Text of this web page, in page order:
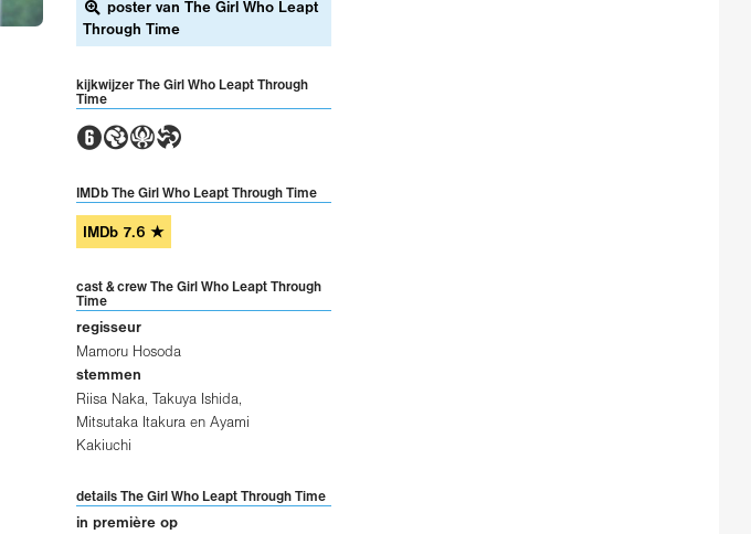
poster van The Girl Who Leapt
Through Time
kijkwijzer The Girl Who Leapt Through
Time
2GAT
IMDb The Girl Who Leapt Through Time
IMDb 7.6 ★
cast & crew The Girl Who Leapt Through
Time
regisseur
Mamoru Hosoda
stemmen
Riisa Naka, Takuya Ishida,
Mitsutaka Itakura en Ayami
Kakiuchi
details The Girl Who Leapt Through Time
in première op